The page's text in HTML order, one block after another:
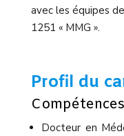
avec les équipes
1251 « MMG ».
Profil du
Docteur en